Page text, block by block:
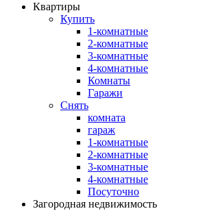
Квартиры
Купить
1-комнатные
2-комнатные
3-комнатные
4-комнатные
Комнаты
Гаражи
Снять
комната
гараж
1-комнатные
2-комнатные
3-комнатные
4-комнатные
Посуточно
Загородная недвижимость